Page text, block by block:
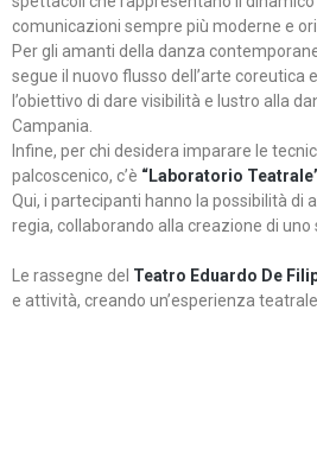
comunicazioni sempre più moderne e
Per gli amanti della danza
segue il nuovo flusso dell’arte
l’obiettivo di dare visibilità e lustro alla
Campania.
Infine, per chi desidera imparare le
palcoscenico, c’è “Laboratorio
Qui, i partecipanti hanno la possibilità di
regia, collaborando alla creazione di uno
Le rassegne del Teatro Eduardo De
e attività, creando un’esperienza